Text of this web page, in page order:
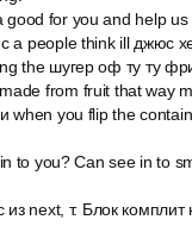
for you and help
а people think ill джюс
the шугер оф ту ту
from fruit that way
when you flip the
to you? Can see in to
next, т. Блок